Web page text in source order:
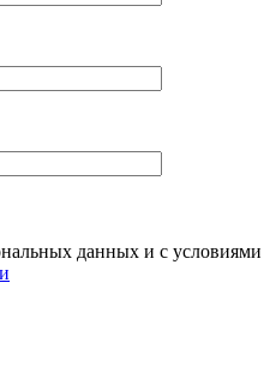
данных и с условиями